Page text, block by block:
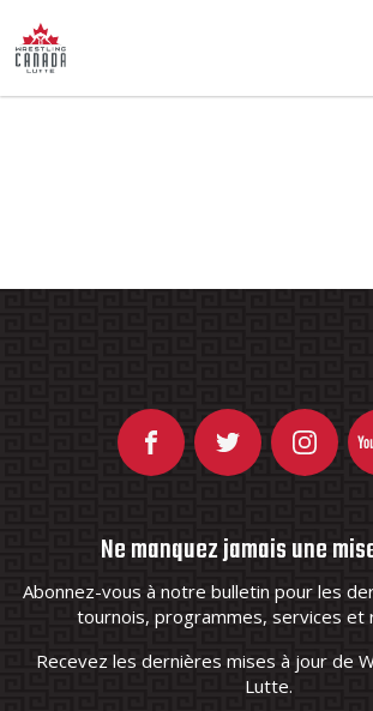
Ne manquez jamais une
Abonnez-vous à notre bulletin pour les
tournois, programmes, services et
Recevez les dernières mises à jour de
Lutte.